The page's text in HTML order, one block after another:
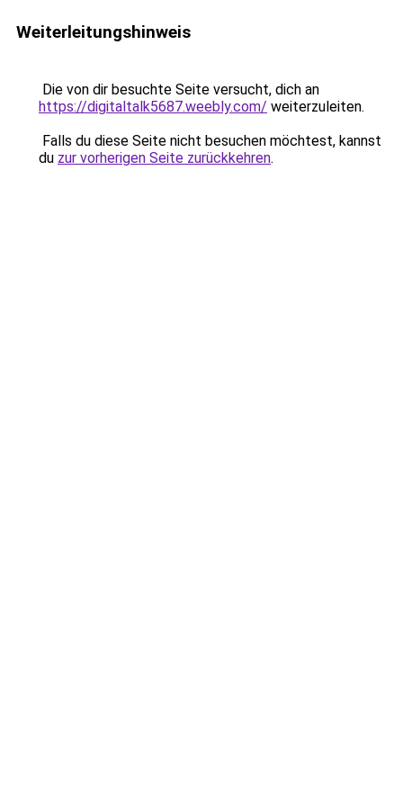
Weiterleitungshinweis
Die von dir besuchte Seite versucht, dich an
https://digitaltalk5687.weebly.com/ weiterzuleiten.
Falls du diese Seite nicht besuchen möchtest, kannst
du zur vorherigen Seite zurückkehren.